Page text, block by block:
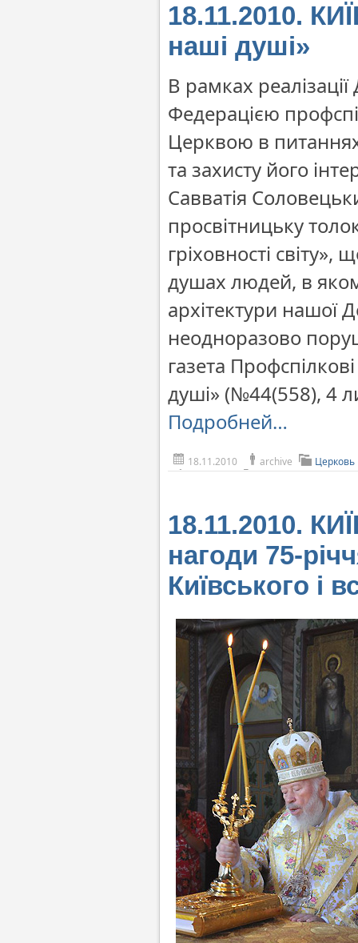
18.11.2010.
наші душі»
В рамках
Федерацією
Церквою в
та захисту його
Савватія
просвітницьку
гріховності
душах людей, в
архітектури нашої
неодноразово
газета
душі» (№44(558), 4
Подробней…
18.11.2010 archive
18.11.2010.
нагоди 75-
Київського і